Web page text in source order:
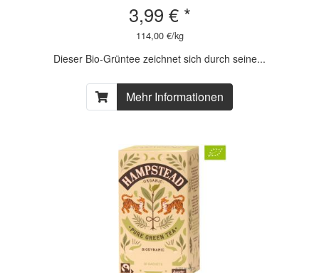
3,99 € *
114,00 €/kg
Dieser Bio-Grüntee zeichnet sich durch seine...
Mehr Informationen